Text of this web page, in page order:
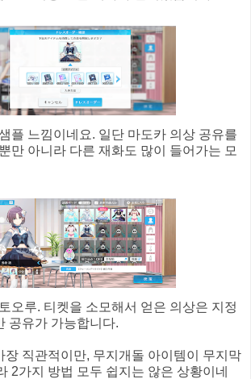
플 느낌이네요. 일단 마도카 의상 공유를
만 아니라 다른 재화도 많이 들어가는 모
오루. 티켓을 소모해서 얻은 의상은 지정
공유가 가능합니다.
장 직관적이만, 무지개돌 아이템이 무지막
2가지 방법 모두 쉽지는 않은 상황이네